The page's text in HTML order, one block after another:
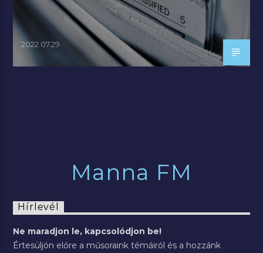
2022.07.29.
Manna FM
Hírlevél
Ne maradjon le, kapcsolódjon be!
Értesüljön előre a műsoraink témáiról és a hozzánk